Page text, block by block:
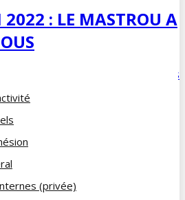
(privée)
: LE MASTROU A
No Comments
dont 22 adhérents FC qui ont
promenade d’une journée. 33
en Ardèche entre Saint-Jean-
33 degrés centigrades
train en ce long et chaud jour
sortie ferroviaire fut mise